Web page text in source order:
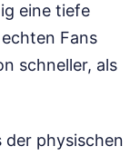
eine tiefe
Fans
schneller, als
der physischen